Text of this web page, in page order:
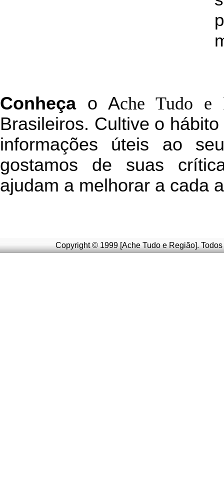
Conheçao Ache Tudo e
Brasileiros. Cultive o
informações úteis ao
gostamos de suas
ajudam a melhorar a cada
Copyright © 1999 [Ache Tudo e Região].